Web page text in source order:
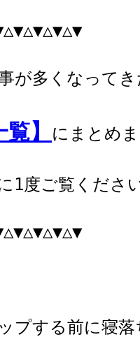
が多くなって
】 にまとめ
1度ご覧くださ
プする前に寝